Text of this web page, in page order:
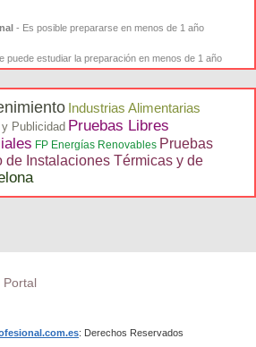
- Es posible prepararse en menos de 1 año
puede estudiar la preparación en menos de 1 año
Industrias Alimentarias
Publicidad Pruebas Libres
FP Energías Renovables Pruebas
de Instalaciones Térmicas y de
Portal
: Derechos Reservados